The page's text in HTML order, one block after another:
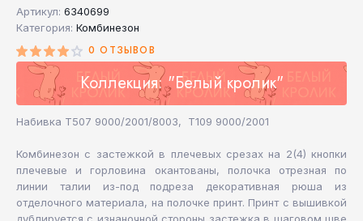
Артикул: 6340699
Категория: Комбинезон
0 ОТЗЫВОВ
Коллекция: "Белый кролик"
Набивка Т507 9000/2001/8003, Т109 9000/2001
Комбинезон с застежкой в плечевых срезах на 2(4) кнопки
плечевые и горловина окантованы, полочка отрезная по
линии талии из-под подреза декоративная рюша из
отделочного материала, на полочке принт. Принт с вышивкой